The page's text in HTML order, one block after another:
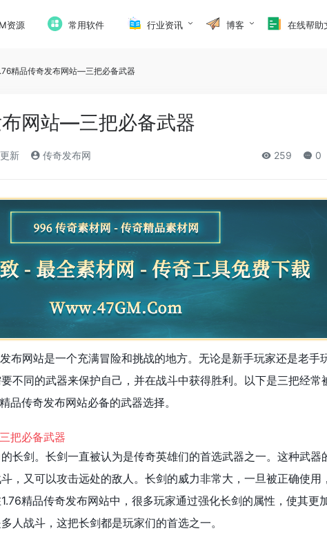
资源 常用软件 行业资讯 博客 在线帮助
精品传奇发布网站—三把必备武器
网站—三把必备武器
新 传奇发布网 259 0
发布网站是一个充满冒险和挑战的地方。无论是新手玩家还是老手
不同的武器来保护自己，并在战斗中获得胜利。以下是三把经常
品传奇发布网站必备的武器选择。
长剑。长剑一直被认为是传奇英雄们的首选武器之一。这种武器
，又可以攻击远处的敌人。长剑的威力非常大，一旦被正确使用
精品传奇发布网站中，很多玩家通过强化长剑的属性，使其更
人战斗，这把长剑都是玩家们的首选之一。